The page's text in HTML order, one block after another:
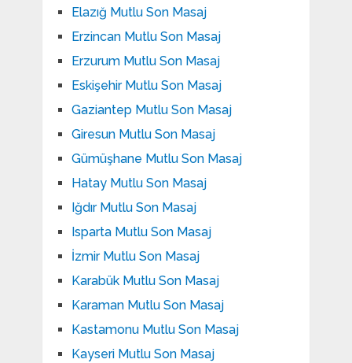
Elazığ Mutlu Son Masaj
Erzincan Mutlu Son Masaj
Erzurum Mutlu Son Masaj
Eskişehir Mutlu Son Masaj
Gaziantep Mutlu Son Masaj
Giresun Mutlu Son Masaj
Gümüşhane Mutlu Son Masaj
Hatay Mutlu Son Masaj
Iğdır Mutlu Son Masaj
Isparta Mutlu Son Masaj
İzmir Mutlu Son Masaj
Karabük Mutlu Son Masaj
Karaman Mutlu Son Masaj
Kastamonu Mutlu Son Masaj
Kayseri Mutlu Son Masaj